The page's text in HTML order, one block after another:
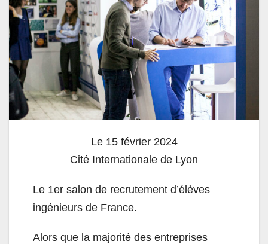
Le 15 février 2024
Cité Internationale de Lyon
Le 1er salon de recrutement d’élèves
ingénieurs de France.
Alors que la majorité des entreprises